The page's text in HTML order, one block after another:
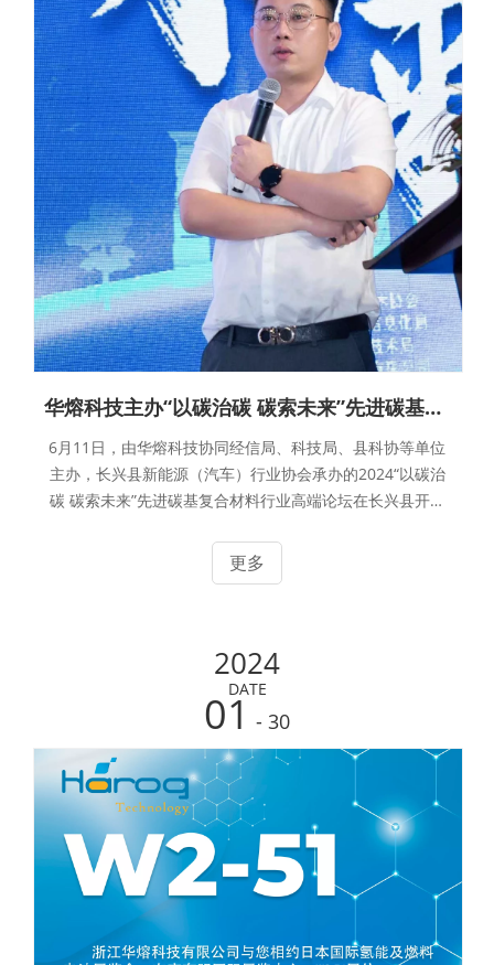
华熔科技主办“以碳治碳 碳索未来”先进碳基复合材料行业高端论坛暨顺利召开
6月11日，由华熔科技协同经信局、科技局、县科协等单位
主办，长兴县新能源（汽车）行业协会承办的2024“以碳治
碳 碳索未来”先进碳基复合材料行业高端论坛在长兴县开元
院的院士成会明、南京理工大学副校长朱俊武、湖州市科协
副主席范祥祥等专家学者，我会顾问杜新明出席本次论坛。
更多
2024
DATE
01 - 30